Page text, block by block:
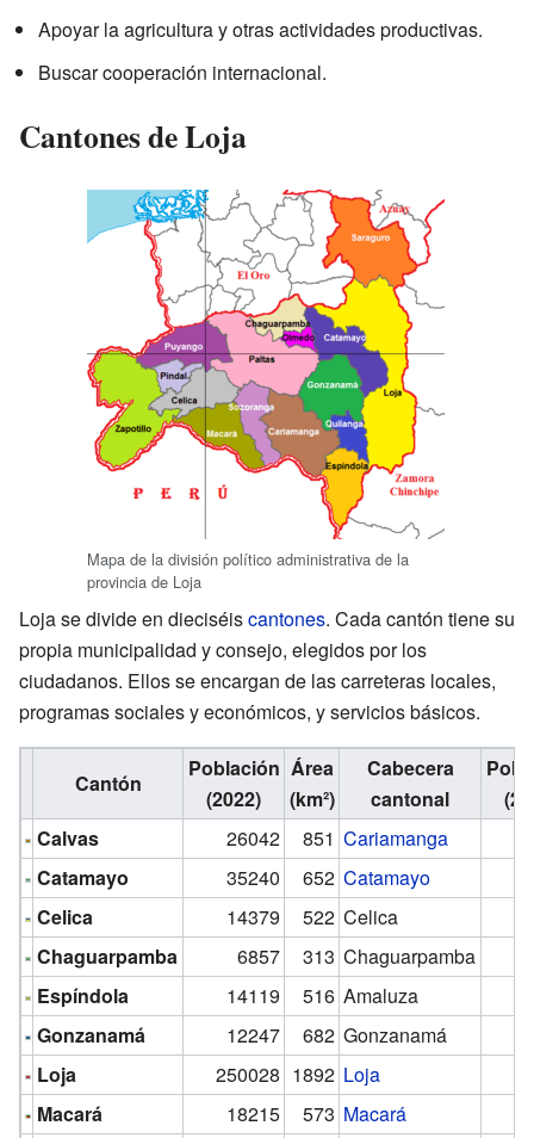
Apoyar la agricultura y otras actividades productivas.
Buscar cooperación internacional.
Cantones de Loja
Mapa de la división político administrativa de la
provincia de Loja
Loja se divide en dieciséiscantones. Cada cantón tiene su
propia municipalidad y consejo, elegidos por los
ciudadanos. Ellos se encargan de las carreteras locales,
programas sociales y económicos, y servicios básicos.
Cantón
Población
(2022)
Área
(km²)
Cabecera
cantonal
Calvas
26042 851 Cariamanga
Catamayo
35240 652 Catamayo
Celica
14379 522 Celica
Chaguarpamba
6857 313 Chaguarpamba
Espíndola
14119 516 Amaluza
Gonzanamá
12247 682 Gonzanamá
Loja
250028 1892 Loja
Macará
18215 573 Macará